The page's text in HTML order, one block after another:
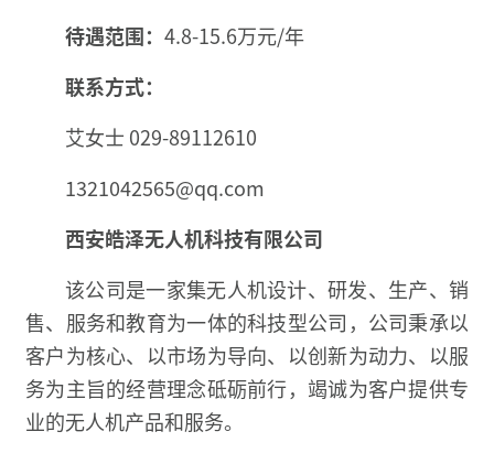
待遇范围： 4.8-15.6万元/年
联系方式：
艾女士 029-89112610
1321042565@qq.com
西安皓泽无人机科技有限公司
该公司是一家集无人机设计、研发、生产、销
售、服务和教育为一体的科技型公司，公司秉承以
客户为核心、以市场为导向、以创新为动力、以服
务为主旨的经营理念砥砺前行，竭诚为客户提供专
业的无人机产品和服务。